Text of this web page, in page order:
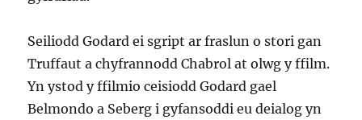
Seiliodd Godard ei sgript ar fraslun o stori gan
Truffaut a chyfrannodd Chabrol at olwg y ffilm.
Yn ystod y ffilmio ceisiodd Godard gael
Belmondo a Seberg i gyfansoddi eu deialog yn